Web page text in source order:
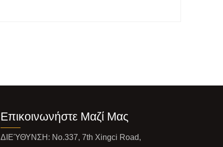
Επικοινωνήστε Μαζί Μας
ΔΙΕΎΘΥΝΣΗ: No.337, 7th Xingci Road,